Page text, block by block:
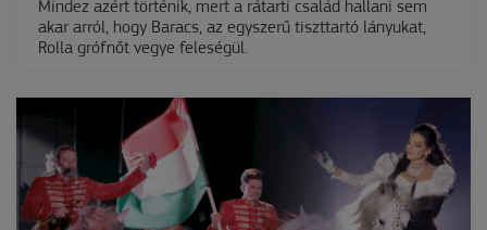
Mindez azért történik, mert a rátarti család hallani sem
akar arról, hogy Baracs, az egyszerű tiszttartó lányukat,
Rolla grófnőt vegye feleségül.